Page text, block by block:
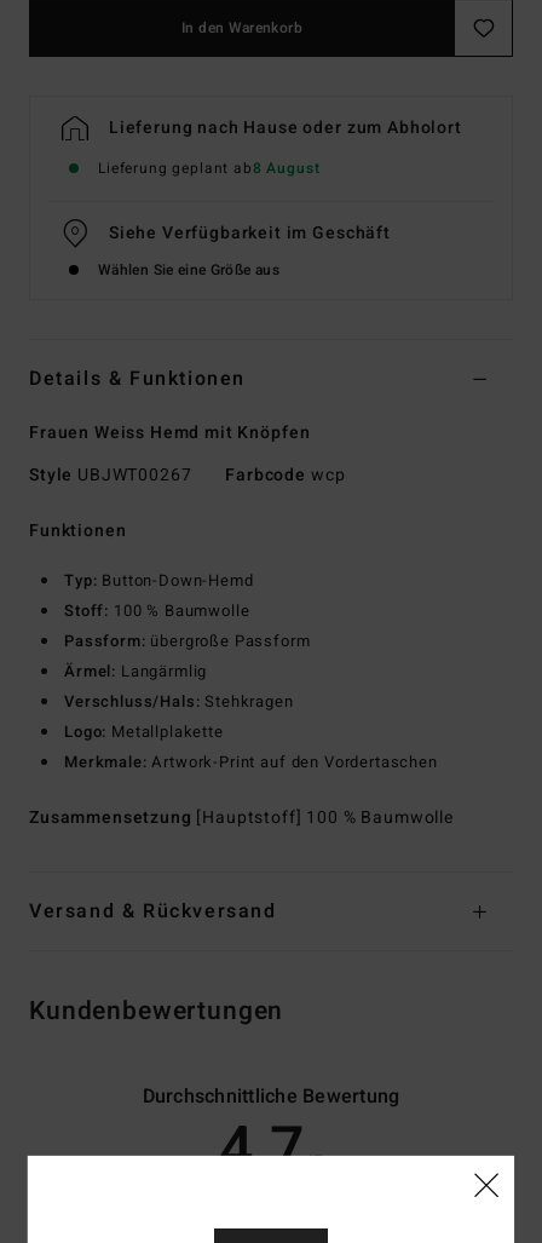
In den Warenkorb
Lieferung nach Hause oder zum Abholort
Lieferung geplant ab8 August
Siehe Verfügbarkeit im Geschäft
Wählen Sie eine Größe aus
Details & Funktionen
Frauen Weiss Hemd mit Knöpfen
Style UBJWT00267 Farbcode wcp
Funktionen
Typ: Button-Down-Hemd
Stoff: 100 % Baumwolle
Passform: übergroße Passform
Ärmel: Langärmlig
Verschluss/Hals: Stehkragen
Logo: Metallplakette
Merkmale: Artwork-Print auf den Vordertaschen
Zusammensetzung [Hauptstoff] 100 % Baumwolle
Versand & Rückversand
Kundenbewertungen
Durchschnittliche Bewertung
4.7/5